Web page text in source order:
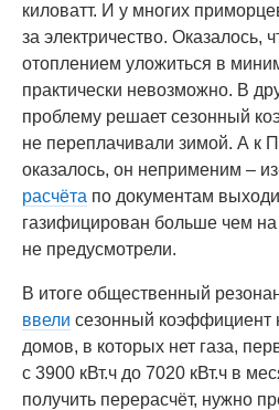
киловатт. И у многих
за электричество. Оказалось,
отоплением уложиться в
практически невозможно. В
проблему решает сезонный
не переплачивали зимой. А к
оказалось, он неприменим –
расчёта по документам
газифицирован больше чем на
не предусмотрели.
В итоге общественный
ввели сезонный коэффициент
домов, в которых нет газа,
с 3900 кВт.ч до 7020 кВт.ч в
получить перерасчёт, нужно